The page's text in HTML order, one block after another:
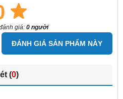
giá: 0 người
ĐÁNH GIÁ SẢN PHẨM NÀY
(0)